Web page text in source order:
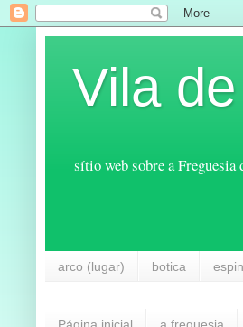
Vila
sítio web sobre a
arco (lugar) botica
Página inicial a freguesia